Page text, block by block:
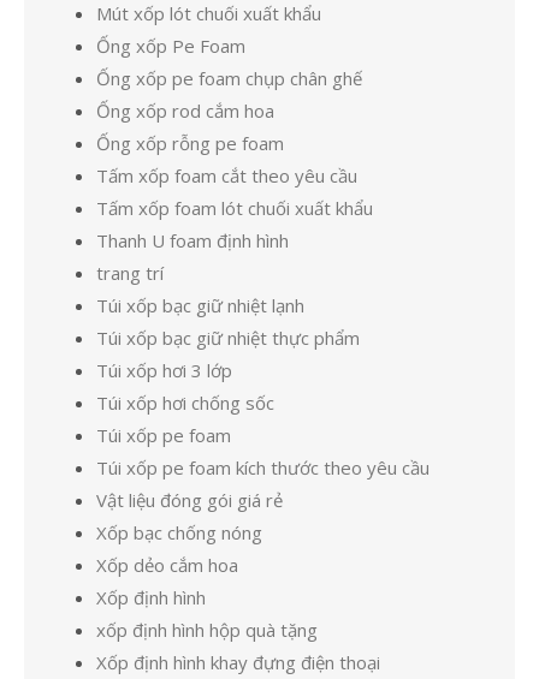
Mút xốp lót chuối xuất khẩu
Ống xốp Pe Foam
Ống xốp pe foam chụp chân ghế
Ống xốp rod cắm hoa
Ống xốp rỗng pe foam
Tấm xốp foam cắt theo yêu cầu
Tấm xốp foam lót chuối xuất khẩu
Thanh U foam định hình
trang trí
Túi xốp bạc giữ nhiệt lạnh
Túi xốp bạc giữ nhiệt thực phẩm
Túi xốp hơi 3 lớp
Túi xốp hơi chống sốc
Túi xốp pe foam
Túi xốp pe foam kích thước theo yêu cầu
Vật liệu đóng gói giá rẻ
Xốp bạc chống nóng
Xốp dẻo cắm hoa
Xốp định hình
xốp định hình hộp quà tặng
Xốp định hình khay đựng điện thoại